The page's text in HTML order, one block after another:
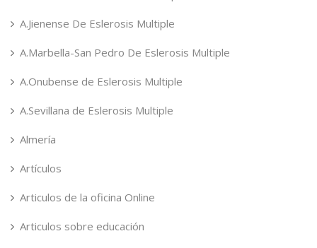
A.Jienense De Eslerosis Multiple
A.Marbella-San Pedro De Eslerosis Multiple
A.Onubense de Eslerosis Multiple
A.Sevillana de Eslerosis Multiple
Almería
Artículos
Articulos de la oficina Online
Articulos sobre educación